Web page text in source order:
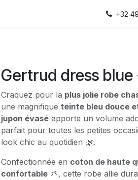
+32
Gertrud dress blue
Craquez pour la plus jolie robe
une magnifique teinte bleu douce
jupon évasé apporte un volume
parfait pour toutes les petites
look chic au quotidien 🌿.
Confectionnée en coton de haute
confortable 🌱, cette robe allie